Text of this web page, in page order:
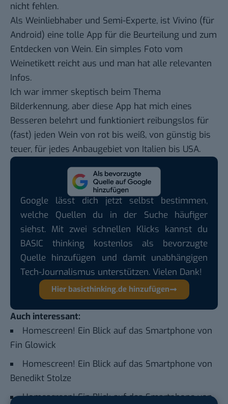
nicht fehlen.
Als Weinliebhaber und Semi-Experte, ist Vivino (für
Android) eine tolle App für die Beurteilung und zum
Entdecken von Wein. Ein simples Foto vom
Weinetikett reicht aus und man hat alle relevanten
Infos.
Ich war immer skeptisch beim Thema
Bilderkennung, aber diese App hat mich eines
Besseren belehrt und funktioniert reibungslos für
(fast) jeden Wein von rot bis weiß, von günstig bis
teuer, für jedes Anbaugebiet von Italien bis USA.
Google lässt dich jetzt selbst bestimmen,
welche Quellen du in der Suche häufiger
siehst. Mit zwei schnellen Klicks kannst du
BASIC thinking kostenlos als bevorzugte
Quelle hinzufügen und damit unabhängigen
Tech-Journalismus unterstützen. Vielen Dank!
Hier basicthinking.de hinzufügen
Auch interessant:
Homescreen! Ein Blick auf das Smartphone von
Fin Glowick
Homescreen! Ein Blick auf das Smartphone von
Benedikt Stolze
Homescreen! Ein Blick auf das Smartphone von